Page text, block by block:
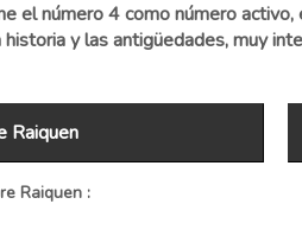
el número 4 como número
y las antigüedades, muy
Raiquen
Raiquen :